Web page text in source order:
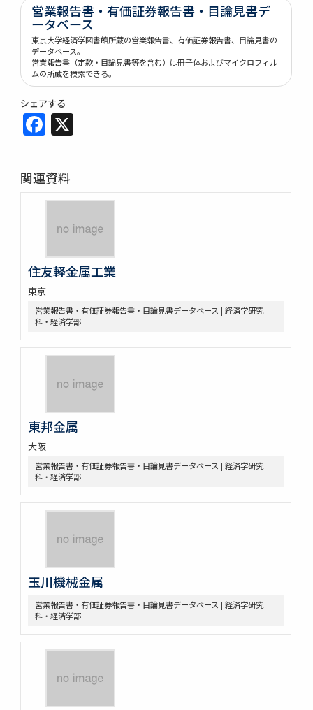
営業報告書・有価証券報告書・目論見書デ
ータベース
東京大学経済学図書館所蔵の営業報告書、有価証券報告書、目論見書の
データベース。
営業報告書（定款・目論見書等を含む）は冊子体およびマイクロフィル
ムの所蔵を検索できる。
シェアする
Facebook
関連資料
住友軽金属工業
東京
営業報告書・有価証券報告書・目論見書データベース | 経済学研究
科・経済学部
東邦金属
大阪
営業報告書・有価証券報告書・目論見書データベース | 経済学研究
科・経済学部
玉川機械金属
営業報告書・有価証券報告書・目論見書データベース | 経済学研究
科・経済学部